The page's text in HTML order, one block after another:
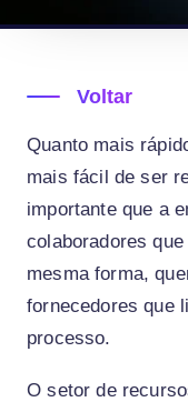
Voltar
Quanto mais
mais fácil de ser
importante que a
colaboradores
mesma forma,
fornecedores que
processo.
O setor de